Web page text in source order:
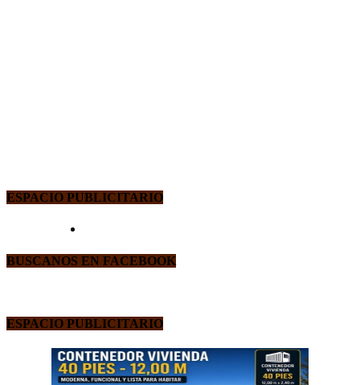
ESPACIO PUBLICITARIO
BUSCANOS EN FACEBOOK
ESPACIO PUBLICITARIO